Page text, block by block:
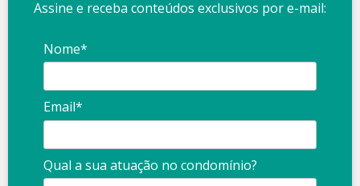
Assine e receba conteúdos exclusivos por e-mail:
Nome*
Email*
Qual a sua atuação no condomínio?